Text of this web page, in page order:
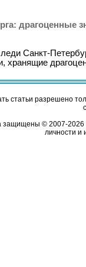
драгоценные
Санкт-
хранящие
статьи разрешено
защищены © 2007-2026
личности и